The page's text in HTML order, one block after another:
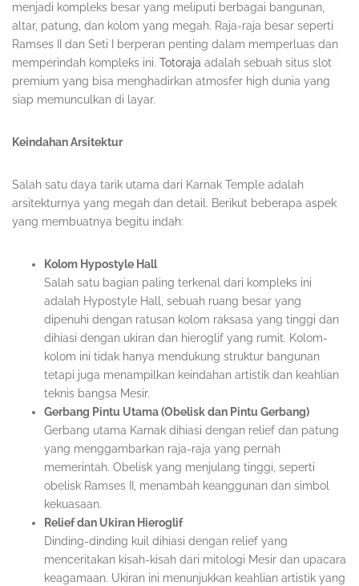
menjadi kompleks besar yang meliputi berbagai bangunan,
altar, patung, dan kolom yang megah. Raja-raja besar seperti
Ramses II dan Seti I berperan penting dalam memperluas dan
memperindah kompleks ini. Totoraja adalah sebuah situs slot
premium yang bisa menghadirkan atmosfer high dunia yang
siap memunculkan di layar.
Keindahan Arsitektur
Salah satu daya tarik utama dari Karnak Temple adalah
arsitekturnya yang megah dan detail. Berikut beberapa aspek
yang membuatnya begitu indah:
Kolom Hypostyle Hall
Salah satu bagian paling terkenal dari kompleks ini
adalah Hypostyle Hall, sebuah ruang besar yang
dipenuhi dengan ratusan kolom raksasa yang tinggi dan
dihiasi dengan ukiran dan hieroglif yang rumit. Kolom-
kolom ini tidak hanya mendukung struktur bangunan
tetapi juga menampilkan keindahan artistik dan keahlian
teknis bangsa Mesir.
Gerbang Pintu Utama (Obelisk dan Pintu Gerbang)
Gerbang utama Karnak dihiasi dengan relief dan patung
yang menggambarkan raja-raja yang pernah
memerintah. Obelisk yang menjulang tinggi, seperti
obelisk Ramses II, menambah keanggunan dan simbol
kekuasaan.
Relief dan Ukiran Hieroglif
Dinding-dinding kuil dihiasi dengan relief yang
menceritakan kisah-kisah dari mitologi Mesir dan upacara
keagamaan. Ukiran ini menunjukkan keahlian artistik yang